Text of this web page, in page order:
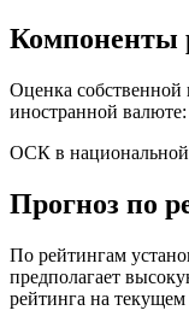
Компоненты
Оценка
иностранной
ОСК в
Прогноз по
По рейтингам
предполагает
рейтинга на текущем